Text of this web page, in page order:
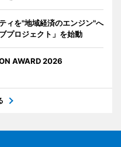
ィを"地域経済のエンジン"へ
プロジェクト」を始動
AWARD 2026